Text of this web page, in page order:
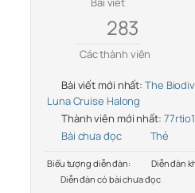
283
Các thành viên
Bài viết mới nhất: The
Luna Cruise Halong
Thành viên mới nhất: 77rtio1
Bài chưa đọc
Thẻ
Biểu tượng diễn đàn:
Diễn đàn
Diễn đàn có bài chưa đọc